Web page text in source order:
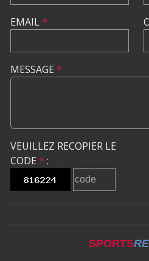
EMAIL*
MESSAGE *
VEUILLEZ RECOPIER LE
CODE * :
SPORTS